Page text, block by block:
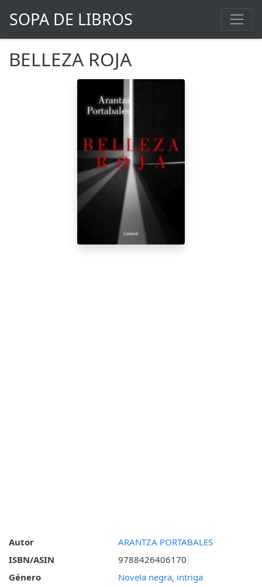
SOPA DE LIBROS
BELLEZA ROJA
Autor
ARANTZA PORTABALES
ISBN/ASIN
9788426406170
Género
Novela negra, intriga